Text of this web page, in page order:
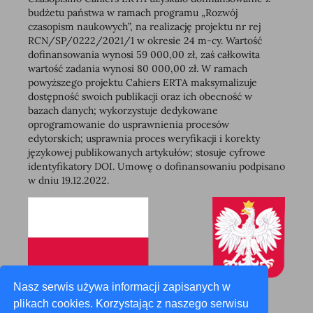
Nasz serwis używa informacji zapisanych w
plikach cookies. Korzystając z naszego serwisu
budżetu państwa w ramach programu „Rozwój
czasopism naukowych”, na realizację projektu nr rej
RCN/SP/0222/2021/1 w okresie 24 m-cy. Wartość
dofinansowania wynosi 59 000,00 zł, zaś całkowita
wartość zadania wynosi 80 000,00 zł. W ramach
powyższego projektu Cahiers ERTA maksymalizuje
dostępność swoich publikacji oraz ich obecność w
bazach danych; wykorzystuje dedykowane
oprogramowanie do usprawnienia procesów
edytorskich; usprawnia proces weryfikacji i korekty
językowej publikowanych artykułów; stosuje cyfrowe
identyfikatory DOI. Umowę o dofinansowaniu podpisano
w dniu 19.12.2022.